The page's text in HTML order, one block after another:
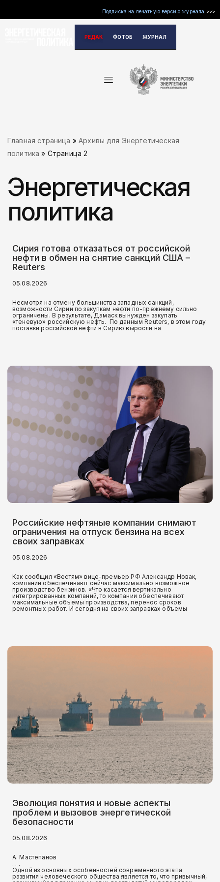
Подписка на печатную версию журнала >>>
РЕДАКЦИЯФОТОБАНКЖУРНАЛ
Главная страница »Архивы для Энергетическая
политика » Страница 2
Энергетическая
политика
Сирия готова отказаться от российской
нефти в обмен на снятие санкций США –
Reuters
05.08.2026
Несмотря на отмену большинства западных санкций,
возможности Сирии по закупкам нефти по-прежнему сильно
ограничены. В результате, Дамаск вынужден закупать
«теневую» российскую нефть. По данным Reuters, в этом году
поставки российской нефти в Сирию выросли на
Российские нефтяные компании снимают
ограничения на отпуск бензина на всех
своих заправках
05.08.2026
Как сообщил «Вестям» вице-премьер РФ Александр Новак,
компании обеспечивают сейчас максимально возможное
производство бензинов. «Что касается вертикально
интегрированных компаний, то компании обеспечивают
максимальные объемы производства, перенос сроков
ремонтных работ. И сегодня на своих заправках объемы
Эволюция понятия и новые аспекты
проблем и вызовов энергетической
безопасности
05.08.2026
А. Мастепанов
. . .
Одной из основных особенностей современного этапа
развития человеческого общества является то, что привычный,